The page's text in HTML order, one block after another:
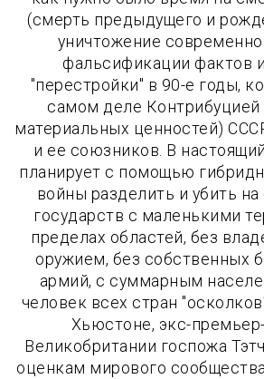
(смерть предыдущего и
уничтожение
фальсификации фактов
"перестройки" в 90-е годы,
самом деле
материальных ценностей)
и ее союзников. В
планирует с помощью
войны разделить и убить
государств с маленькими
пределах областей, без
оружием, без собственных
армий, с суммарным
человек всех стран
Хьюстоне, экс-
Великобритании госпожа
оценкам мирового